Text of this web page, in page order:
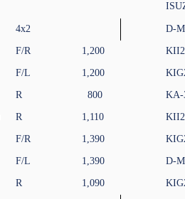
4x2 D-
F/R 1,200
F/L 1,200
R 800 KA-
R 1,110
F/R 1,390
F/L 1,390 D-
R 1,090